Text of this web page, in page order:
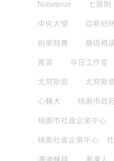
Nobelprize 七原則
中央大學 亞斯伯
創業競賽 基礎概
實習 寺日工作室
尤努斯獎 尤努斯
心輔犬 桃園市政
桃園市社會企業中心
桃園社會企業中心，
溝通輔具 漸凍人